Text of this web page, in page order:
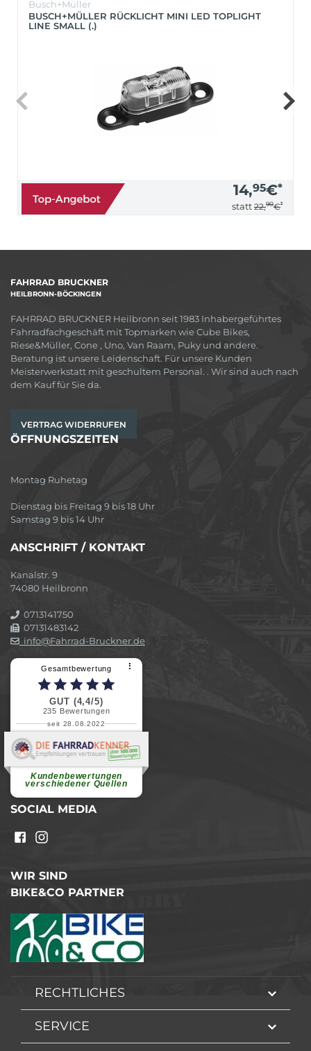
Busch+Müller
BUSCH+MÜLLER RÜCKLICHT MINI LED TOPLIGHT
LINE SMALL (.)
14,95€*
statt 22,90€*
FAHRRAD BRUCKNER
HEILBRONN-BÖCKINGEN
FAHRRAD BRUCKNER Heilbronn seit 1983 Inhabergeführtes
Fahrradfachgeschäft mit Topmarken wie Cube Bikes,
Riese&Müller, Cone , Uno, Van Raam, Puky und andere.
Beratung ist unsere Leidenschaft. Für unsere Kunden
Meisterwerkstatt mit geschultem Personal. . Wir sind auch nach
dem Kauf für Sie da.
VERTRAG WIDERRUFEN
ÖFFNUNGSZEITEN
Montag Ruhetag
Dienstag bis Freitag 9 bis 18 Uhr
Samstag 9 bis 14 Uhr
ANSCHRIFT / KONTAKT
Kanalstr. 9
74080 Heilbronn
0713141750
07131483142
info@Fahrrad-Bruckner.de
Gesamtbewertung ⠇
GUT (4,4/5)
235 Bewertungen
seit 28.08.2022
Kundenbewertungen
verschiedener Quellen
Elvira B.
Superschnelle und freundliche
weiterlesen
SOCIAL MEDIA
WIR SIND
BIKE&CO PARTNER
RECHTLICHES
SERVICE